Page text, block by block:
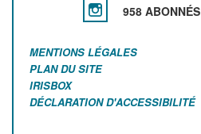
958 ABONNÉS
MENTIONS LÉGALES
PLAN DU SITE
IRISBOX
DÉCLARATION D'ACCESSIBILITÉ